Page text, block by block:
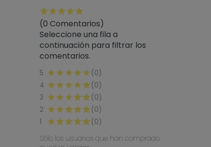
(0 Comentarios)
Seleccione una fila a
continuación para filtrar los
comentarios.
5
(0)
4
(0)
3
(0)
2
(0)
1
(0)
Sólo los usuarios que han comprado